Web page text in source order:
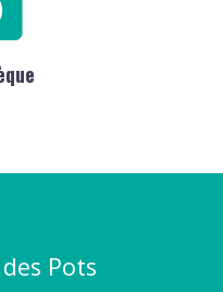
Pots